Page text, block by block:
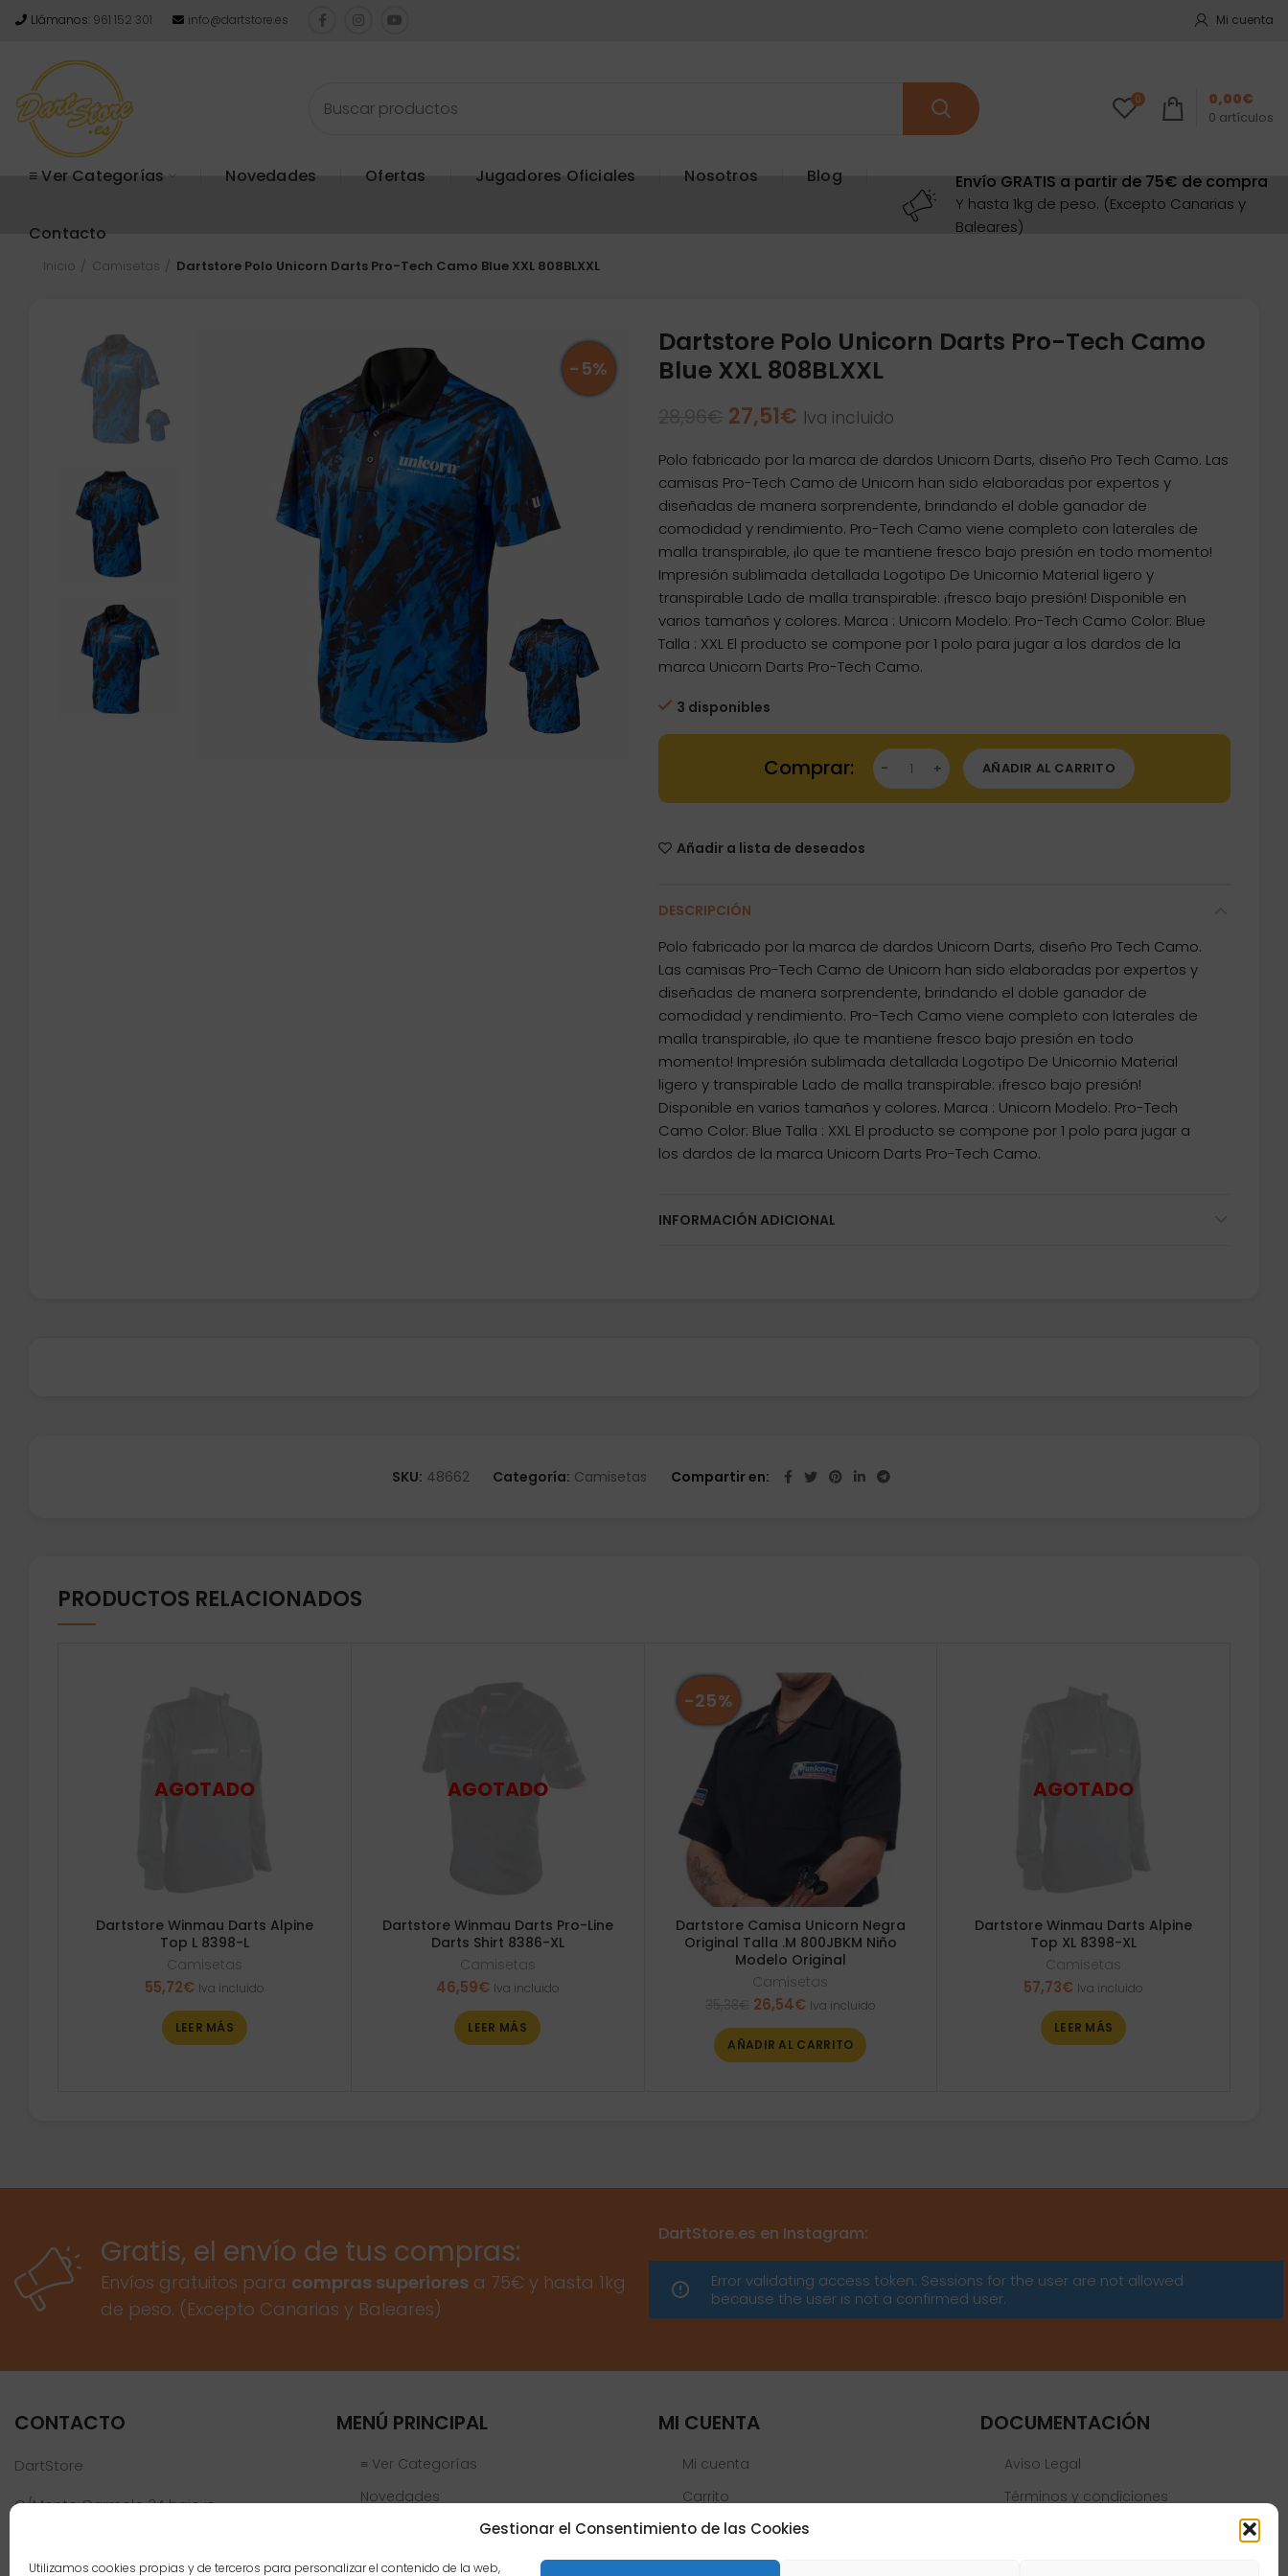
Gestionar el Consentimiento de las Cookies
Utilizamos cookies propias y de terceros para personalizar el contenido de la web,
Llámanos: 961 152 301 info@dartstore.es Mi cuenta
0
0 artículos
0,00€
≡ Ver Categorías Novedades Ofertas Jugadores Oficiales Nosotros Blog
Contacto
Envío GRATIS a partir de 75€ de compra
Y hasta 1kg de peso. (Excepto Canarias y
Baleares)
Inicio Camisetas Dartstore Polo Unicorn Darts Pro-Tech Camo Blue XXL 808BLXXL
-5%
Dartstore Polo Unicorn Darts Pro-Tech Camo
Blue XXL 808BLXXL
El
original
era:
28,96€.
27,51€ El
actual
es:
27,51€.
Iva incluido
Polo fabricado por la marca de dardos Unicorn Darts, diseño Pro Tech Camo. Las
camisas Pro-Tech Camo de Unicorn han sido elaboradas por expertos y
diseñadas de manera sorprendente, brindando el doble ganador de
comodidad y rendimiento. Pro-Tech Camo viene completo con laterales de
malla transpirable, ¡lo que te mantiene fresco bajo presión en todo momento!
Impresión sublimada detallada Logotipo De Unicornio Material ligero y
transpirable Lado de malla transpirable: ¡fresco bajo presión! Disponible en
varios tamaños y colores. Marca : Unicorn Modelo: Pro-Tech Camo Color: Blue
Talla : XXL El producto se compone por 1 polo para jugar a los dardos de la
marca Unicorn Darts Pro-Tech Camo.
3 disponibles
Dartstore Polo Unicorn Darts Pro-Tech Camo Blue XXL 808BLXXL cantidad
AÑADIR AL CARRITO
Añadir a lista de deseados
DESCRIPCIÓN
Polo fabricado por la marca de dardos Unicorn Darts, diseño Pro Tech Camo.
Las camisas Pro-Tech Camo de Unicorn han sido elaboradas por expertos y
diseñadas de manera sorprendente, brindando el doble ganador de
comodidad y rendimiento. Pro-Tech Camo viene completo con laterales de
malla transpirable, ¡lo que te mantiene fresco bajo presión en todo
momento! Impresión sublimada detallada Logotipo De Unicornio Material
ligero y transpirable Lado de malla transpirable: ¡fresco bajo presión!
Disponible en varios tamaños y colores. Marca : Unicorn Modelo: Pro-Tech
Camo Color: Blue Talla : XXL El producto se compone por 1 polo para jugar a
los dardos de la marca Unicorn Darts Pro-Tech Camo.
INFORMACIÓN ADICIONAL
SKU: 48662 Categoría: Camisetas Compartir en
PRODUCTOS RELACIONADOS
Dartstore Winmau Darts Alpine
Top L 8398-L
Camisetas
55,72€ Iva incluido
LEER MÁS
Dartstore Winmau Darts Pro-Line
Darts Shirt 8386-XL
Camisetas
46,59€ Iva incluido
LEER MÁS
-25%
Dartstore Camisa Unicorn Negra
Original Talla .M 800JBKM Niño
Modelo Original
Camisetas
El
original
era:
26,54€El
actual
es:
Iva incluido
AÑADIR AL CARRITO
Dartstore Winmau Darts Alpine
Top XL 8398-XL
Camisetas
57,73€ Iva incluido
LEER MÁS
Gratis, el envío de tus compras:
Envíos gratuitos para compras superiores a 75€ y hasta 1kg
de peso. (Excepto Canarias y Baleares)
DartStore.es en Instagram:
Error validating access token: Sessions for the user are not allowed
because the user is not a confirmed user.
CONTACTO
DartStore
C/Monte Carmelo 34 bajo iz
Teléfono:961 152 301
MENÚ PRINCIPAL
≡ Ver Categorías
Novedades
Jugadores Oficiales
MI CUENTA
Mi cuenta
Carrito
Lista de deseos
DOCUMENTACIÓN
Aviso Legal
Términos y condiciones